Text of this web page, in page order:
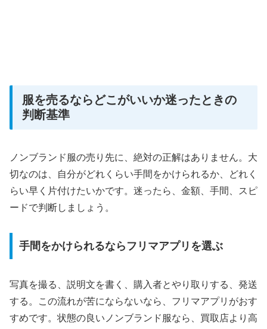
服を売るならどこがいいか迷ったときの
判断基準
ノンブランド服の売り先に、絶対の正解はありません。大
切なのは、自分がどれくらい手間をかけられるか、どれく
らい早く片付けたいかです。迷ったら、金額、手間、スピ
ードで判断しましょう。
手間をかけられるならフリマアプリを選ぶ
写真を撮る、説明文を書く、購入者とやり取りする、発送
する。この流れが苦にならないなら、フリマアプリがおす
すめです。状態の良いノンブランド服なら、買取店より高